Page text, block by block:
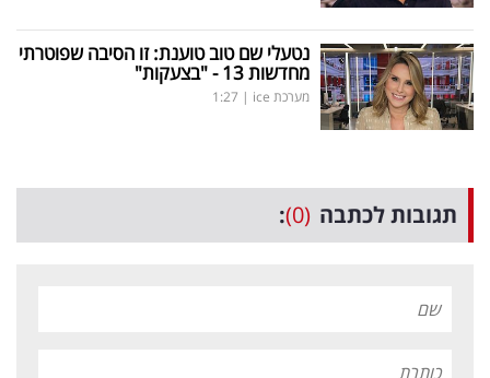
נטעלי שם טוב טוענת: זו הסיבה שפוטרתי
מחדשות 13 - "בצעקות"
מערכת ice |
1:27
תגובות לכתבה (0)
: